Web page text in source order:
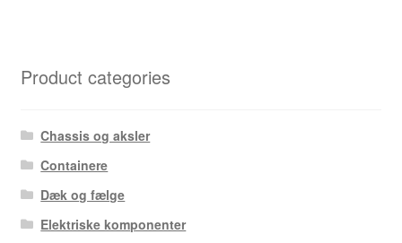
Product categories
Chassis og aksler
Containere
Dæk og fælge
Elektriske komponenter